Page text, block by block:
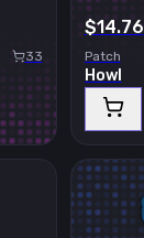
33
$14.76
Patch
Howl